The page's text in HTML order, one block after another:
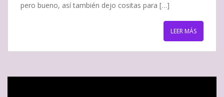
pero bueno, así también dejo cositas para […]
LEER MÁS